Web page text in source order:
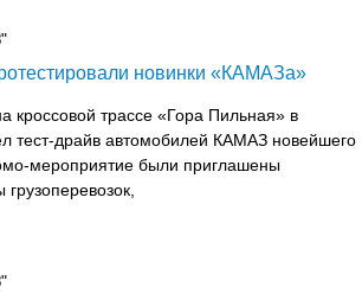
новинки «КАМАЗа»
кроссовой трассе «Гора Пильная» в
тест-драйв автомобилей КАМАЗ новейшего
мероприятие были приглашены